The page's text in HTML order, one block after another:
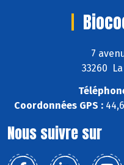
7
33260
Coordonnées GPS :
Nous suivre sur